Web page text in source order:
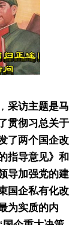
采访主题是马
贯彻习总关于
了两个国企改
指导意见》和
导加强党的建
国企私有化改
为实质的内